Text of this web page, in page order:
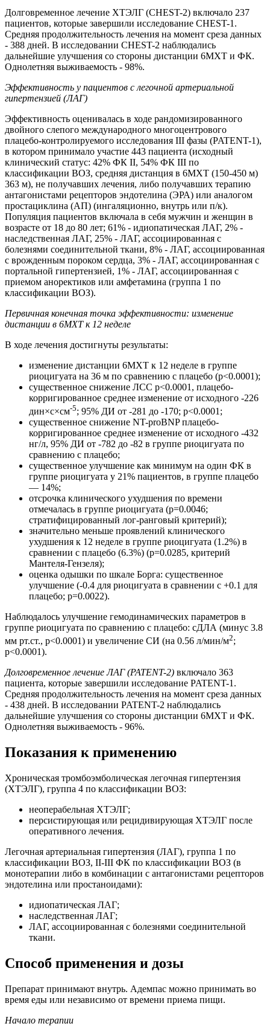
Долговременное лечение ХТЭЛГ (CHEST-2) включало 237
пациентов, которые завершили исследование CHEST-1.
Средняя продолжительность лечения на момент среза данных
- 388 дней. В исследовании CHEST-2 наблюдались
дальнейшие улучшения со стороны дистанции 6МХТ и ФК.
Однолетняя выживаемость - 98%.
Эффективность у пациентов с легочной артериальной
гипертензией (ЛАГ)
Эффективность оценивалась в ходе рандомизированного
двойного слепого международного многоцентрового
плацебо-контролируемого исследования III фазы (PATENT-1),
в котором принимало участие 443 пациента (исходный
клинический статус: 42% ФК II, 54% ФК III по
классификации ВОЗ, средняя дистанция в 6МХТ (150-450 м)
363 м), не получавших лечения, либо получавших терапию
антагонистами рецепторов эндотелина (ЭРА) или аналогом
простациклина (АП) (ингаляционно, внутрь или п/к).
Популяция пациентов включала в себя мужчин и женщин в
возрасте от 18 до 80 лет; 61% - идиопатическая ЛАГ, 2% -
наследственная ЛАГ, 25% - ЛАГ, ассоциированная с
болезнями соединительной ткани, 8% - ЛАГ, ассоциированная
с врожденным пороком сердца, 3% - ЛАГ, ассоциированная с
портальной гипертензией, 1% - ЛАГ, ассоциированная с
приемом аноректиков или амфетамина (группа 1 по
классификации ВОЗ).
Первичная конечная точка эффективности: изменение
дистанции в 6МХТ к 12 неделе
В ходе лечения достигнуты результаты:
изменение дистанции 6МХТ к 12 неделе в группе
риоцигуата на 36 м по сравнению с плацебо (р<0.0001);
существенное снижение ЛСС р<0.0001, плацебо-
корригированное среднее изменение от исходного -226
дин×с×см-5; 95% ДИ от -281 до -170; р<0.0001;
существенное снижение NT-proBNP плацебо-
корригированное среднее изменение от исходного -432
нг/л, 95% ДИ от -782 до -82 в группе риоцигуата по
сравнению с плацебо;
существенное улучшение как минимум на один ФК в
группе риоцигуата у 21% пациентов, в группе плацебо
— 14%;
отсрочка клинического ухудшения по времени
отмечалась в группе риоцигуата (р=0.0046;
стратифицированный лог-ранговый критерий);
значительно меньше проявлений клинического
ухудшения к 12 неделе в группе риоцигуата (1.2%) в
сравнении с плацебо (6.3%) (р=0.0285, критерий
Мантеля-Гензеля);
оценка одышки по шкале Борга: существенное
улучшение (-0.4 для риоцигуата в сравнении с +0.1 для
плацебо; р=0.0022).
Наблюдалось улучшение гемодинамических параметров в
группе риоцигуата по сравнению с плацебо: сДЛА (минус 3.8
мм рт.ст., р<0.0001) и увеличение СИ (на 0.56 л/мин/м2;
р<0.0001).
Долговременное лечение ЛАГ (PATENT-2) включало 363
пациента, которые завершили исследование PATENT-1.
Средняя продолжительность лечения на момент среза данных
- 438 дней. В исследовании PATENT-2 наблюдались
дальнейшие улучшения со стороны дистанции 6МХТ и ФК.
Однолетняя выживаемость - 96%.
Показания к применению
Хроническая тромбоэмболическая легочная гипертензия
(ХТЭЛГ), группа 4 по классификации ВОЗ:
неоперабельная ХТЭЛГ;
персистирующая или рецидивирующая ХТЭЛГ после
оперативного лечения.
Легочная артериальная гипертензия (ЛАГ), группа 1 по
классификации ВОЗ, II-III ФК по классификации ВОЗ (в
монотерапии либо в комбинации с антагонистами рецепторов
эндотелина или простаноидами):
идиопатическая ЛАГ;
наследственная ЛАГ;
ЛАГ, ассоциированная с болезнями соединительной
ткани.
Способ применения и дозы
Препарат принимают внутрь. Адемпас можно принимать во
время еды или независимо от времени приема пищи.
Начало терапии